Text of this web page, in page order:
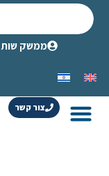
ממשק
צור קשר